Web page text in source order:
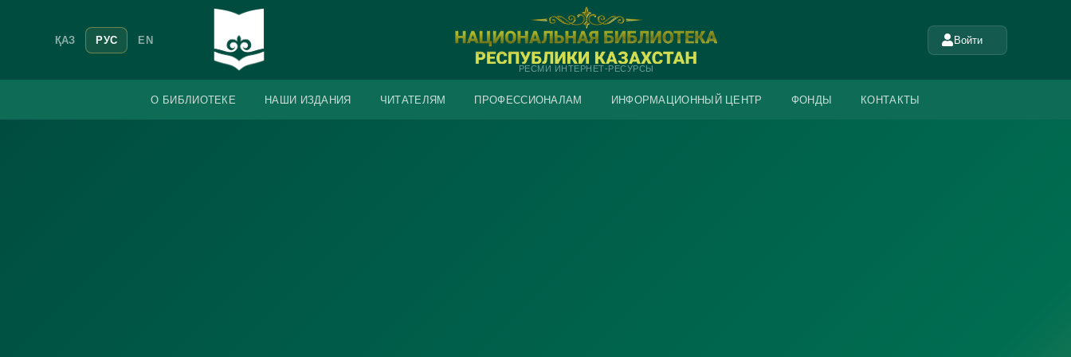
ҚАЗ РУС EN
РЕСМИ ИНТЕРНЕТ-РЕСУРСЫ
Войти
О БИБЛИОТЕКЕ НАШИ ИЗДАНИЯ ЧИТАТЕЛЯМ ПРОФЕССИОНАЛАМ ИНФОРМАЦИОННЫЙ ЦЕНТР ФОНДЫ КОНТАКТЫ